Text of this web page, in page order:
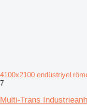
4100x2100 endüstriyel
7
Multi-Trans